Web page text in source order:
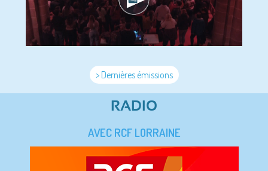
> Dernières émissions
RADIO
AVEC RCF LORRAINE